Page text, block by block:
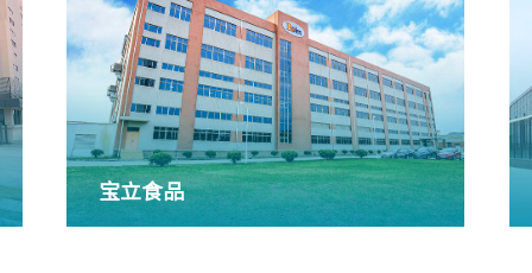
宝立食品